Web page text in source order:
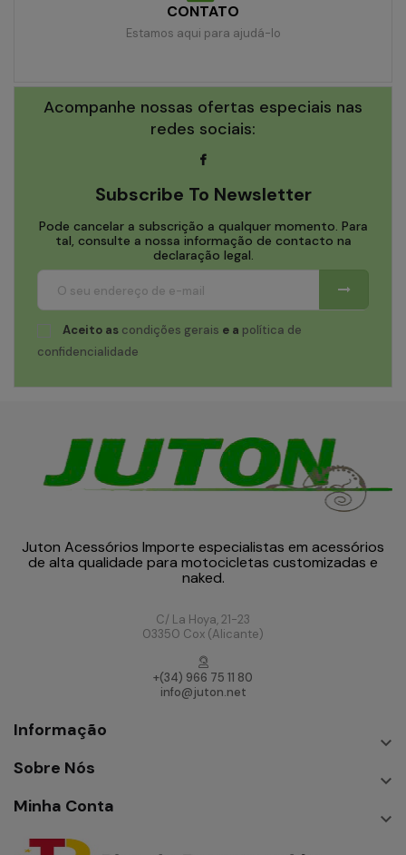
CONTATO
Estamos aqui para ajudá-lo
Acompanhe nossas ofertas especiais nas
redes sociais:
Subscribe To Newsletter
Pode cancelar a subscrição a qualquer momento. Para
tal, consulte a nossa informação de contacto na
declaração legal.
Aceito as condições gerais e a política de
confidencialidade
Juton Acessórios Importe especialistas em acessórios
de alta qualidade para motocicletas customizadas e
naked.
C/ La Hoya, 21-23
03350 Cox (Alicante)
+(34) 966 75 11 80
info@juton.net
Informação

Sobre Nós

Minha Conta
